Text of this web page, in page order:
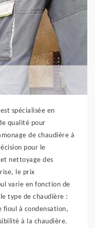
spécialisée en
qualité pour
de chaudière à
pour le
nettoyage des
le prix
varie en fonction de
type de chaudière :
fioul à condensation,
à la chaudière.